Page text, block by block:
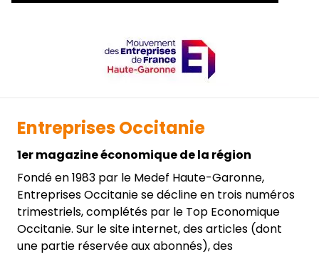
Entreprises Occitanie
1er magazine économique de la région
Fondé en 1983 par le Medef Haute-Garonne,
Entreprises Occitanie se décline en trois numéros
trimestriels, complétés par le Top Economique
Occitanie. Sur le site internet, des articles (dont
une partie réservée aux abonnés), des